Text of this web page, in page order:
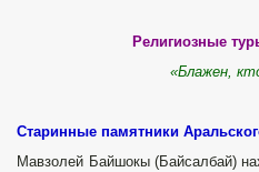
Религиозные
«Блажен,
Старинные памятники
Мавзолей Байшокы(Байсалбай)